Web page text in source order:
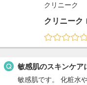
クリニーク
クリニーク
敏感肌のスキンケア
敏感肌です。 化粧水